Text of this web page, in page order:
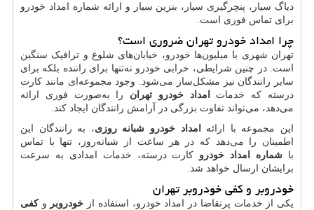
دیاگ سیار، پنچرگیری سیار، بنزین سیار و ارائه شماره امداد خودرو
برای تماس فوری است.
چرا امداد خودرو تهران ضروری است؟
تهران شهری با میلیون‌ها خودرو، خیابان‌های شلوغ و ترافیک سنگین
است. در چنین شرایطی، خرابی خودرو نه‌تنها برای راننده بلکه برای
سایر رانندگان نیز مشکل‌ساز می‌شود. وجود مجموعه‌ای مانند کارت
درسته که خدمات
امداد خودرو تهران را به‌صورت فوری ارائه
می‌دهد، می‌تواند تفاوت بزرگی در آرامش رانندگان ایجاد کند.
این مجموعه با ارائه
امداد خودرو شبانه روزی، به رانندگان این
اطمینان را می‌دهد که در هر ساعت از شبانه‌روز، تنها با تماس
با شماره امداد خودرو کارت درسته، خدمات امدادی به سرعت
برایشان ارسال خواهد شد.
خودروبر و کفی خودروبر تهران
یکی از خدمات پرتقاضا در امداد خودرو، استفاده از خودروبر وکفی